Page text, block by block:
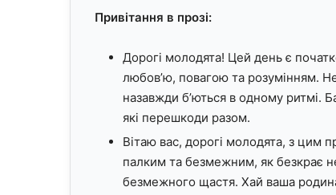
Привітання в прозі:
Дорогі молодята! Цей день є
любов’ю, повагою та розумінням.
назавжди б’ються в одному ритмі.
які перешкоди разом.
Вітаю вас, дорогі молодята, з цим
палким та безмежним, як безкрає
безмежного щастя. Хай ваша